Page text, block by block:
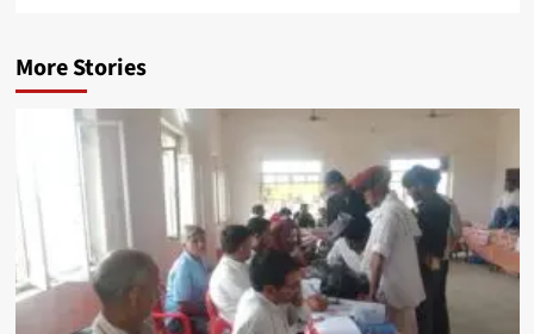
More Stories